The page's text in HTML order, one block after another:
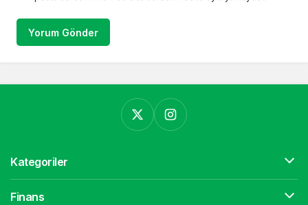
Yorum Gönder
Kategoriler
Finans